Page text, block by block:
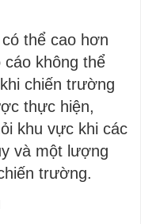
thể cao hơn
cáo không thể
chiến trường
thực hiện,
khu vực khi các
và một lượng
trường.